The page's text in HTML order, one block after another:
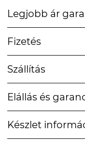
Legjobb ár
Fizetés
Szállítás
Elállás és
Készlet